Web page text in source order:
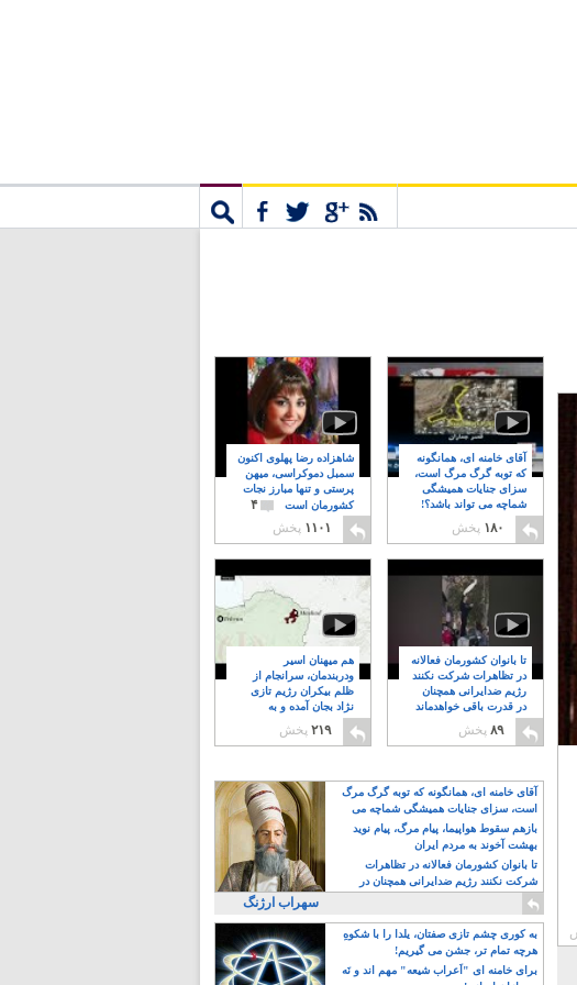
شاهزاده رضا پهلوی اکنون
سمبل دموکراسی، میهن
پرستی و تنها مبارز نجات
کشورمان است
۴
۱۱۰۱ پخش
آقای خامنه ای، همانگونه
که توبه گرگ مرگ است،
سزای جنایات همیشگی
شماچه می تواند باشد؟!
۸
۱۸۰ پخش
هم میهنان اسیر
ودربندمان، سرانجام از
ظلم بیکران رژیم تازی
نژاد بجان آمده و به
۲۱۹ پخش
تا بانوان کشورمان فعالانه
در تظاهرات شرکت نکنند
رژیم ضدایرانی همچنان
در قدرت باقی خواهدماند
۸
۸۹ پخش
آقای خامنه ای، همانگونه که توبه گرگ مرگ
است، سزای جنایات همیشگی شماچه می
تواند باشد؟!
بازهم سقوط هواپیما، پیام مرگ، پیام نوید
بهشت آخوند به مردم ایران
تا بانوان کشورمان فعالانه در تظاهرات
شرکت نکنند رژیم ضدایرانی همچنان در
قدرت باقی خواهدماند
سهراب ارژنگ
به کوری چشم تازی صفتان، یلدا را با شکوهِ
هرچه تمام تر، جشن می گیریم!
برای خامنه ای "اَعراب شیعه" مهم اند و نَه